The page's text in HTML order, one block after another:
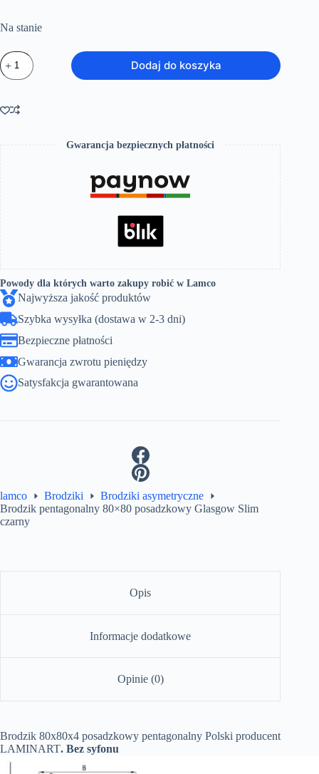
Na stanie
ilość
Brodzik
pentagonalny
posadzkowy
Glasgow
Dodaj do koszyka
Gwarancja bezpiecznych płatności
Powody dla których warto zakupy robić w Lamco
Najwyższa jakość produktów
Szybka wysyłka (dostawa w 2-3 dni)
Bezpieczne płatności
Gwarancja zwrotu pieniędzy
Satysfakcja gwarantowana
lamco Brodziki
Brodziki asymetryczne
Brodzik pentagonalny 80×80 posadzkowy Glasgow Slim
czarny
Opis
Informacje dodatkowe
Opinie (0)
Brodzik 80x80x4 posadzkowy pentagonalny Polski producent
LAMINART. Bez syfonu